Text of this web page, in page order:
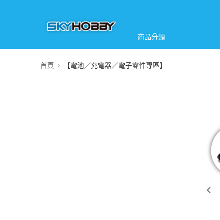
商品分類
首頁 【電池／充電器／電子零件專區】